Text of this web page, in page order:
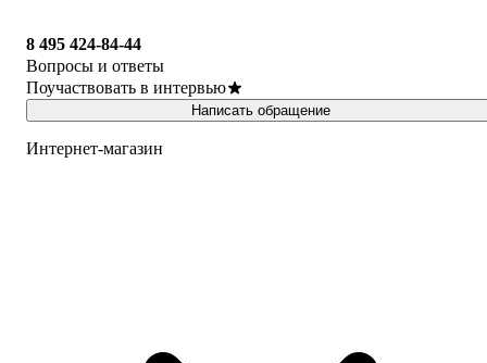
8 495 424-84-44
Вопросы и ответы
Поучаствовать в интервью
Написать обращение
Интернет-магазин